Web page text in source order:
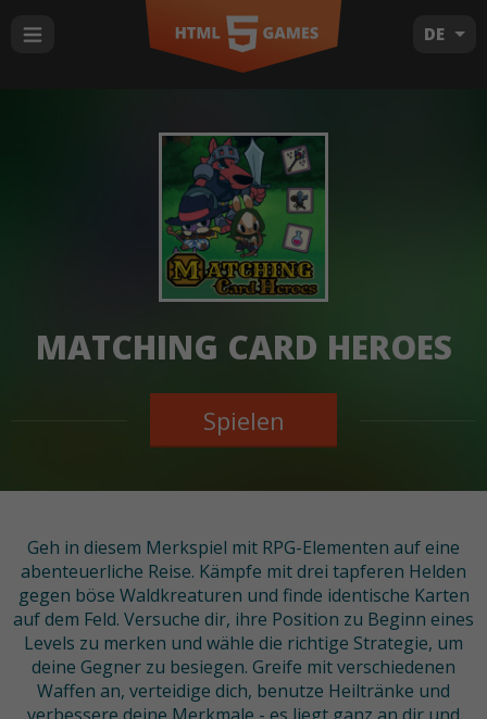
DE
MATCHING CARD HEROES
Spielen
Geh in diesem Merkspiel mit RPG-Elementen auf eine
abenteuerliche Reise. Kämpfe mit drei tapferen Helden
gegen böse Waldkreaturen und finde identische Karten
auf dem Feld. Versuche dir, ihre Position zu Beginn eines
Levels zu merken und wähle die richtige Strategie, um
deine Gegner zu besiegen. Greife mit verschiedenen
Waffen an, verteidige dich, benutze Heiltränke und